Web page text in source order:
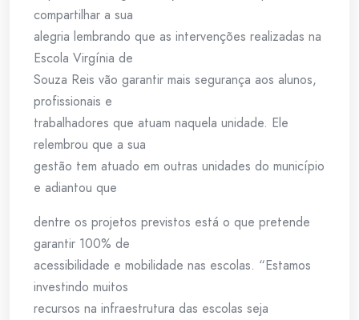
compartilhar a sua
alegria lembrando que as intervenções realizadas na
Escola Virgínia de
Souza Reis vão garantir mais segurança aos alunos,
profissionais e
trabalhadores que atuam naquela unidade. Ele
relembrou que a sua
gestão tem atuado em outras unidades do município
e adiantou que
dentre os projetos previstos está o que pretende
garantir 100% de
acessibilidade e mobilidade nas escolas. “Estamos
investindo muitos
recursos na infraestrutura das escolas seja